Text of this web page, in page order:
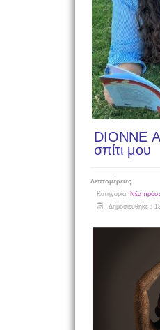
DIONNE
σπίτι μου
Λεπτομέρειες
Κατηγορία: Νέα
Δημοσιεύθηκε :